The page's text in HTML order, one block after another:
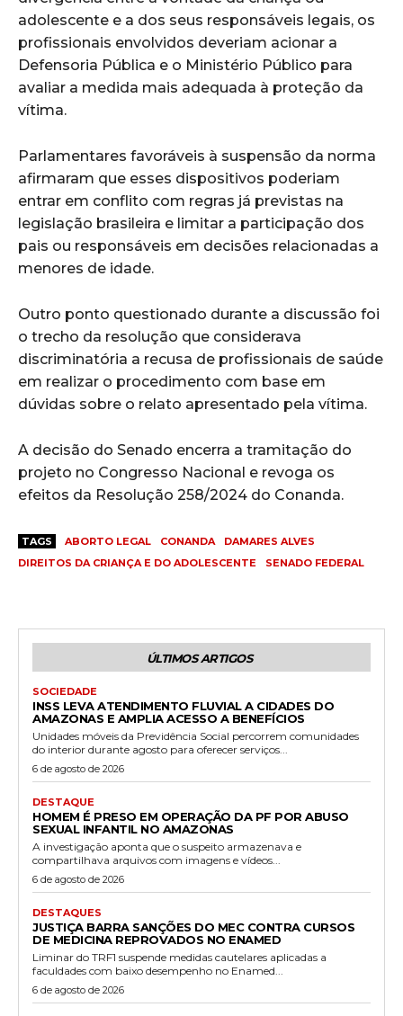
adolescente e a dos seus responsáveis legais, os
profissionais envolvidos deveriam acionar a
Defensoria Pública e o Ministério Público para
avaliar a medida mais adequada à proteção da
vítima.
Parlamentares favoráveis à suspensão da norma
afirmaram que esses dispositivos poderiam
entrar em conflito com regras já previstas na
legislação brasileira e limitar a participação dos
pais ou responsáveis em decisões relacionadas a
menores de idade.
Outro ponto questionado durante a discussão foi
o trecho da resolução que considerava
discriminatória a recusa de profissionais de saúde
em realizar o procedimento com base em
dúvidas sobre o relato apresentado pela vítima.
A decisão do Senado encerra a tramitação do
projeto no Congresso Nacional e revoga os
efeitos da Resolução 258/2024 do Conanda.
TAGS ABORTO LEGAL CONANDA
DAMARES ALVES
DIREITOS DA CRIANÇA E DO ADOLESCENTE
SENADO FEDERAL
ÚLTIMOS ARTIGOS
SOCIEDADE
INSS LEVA ATENDIMENTO FLUVIAL A CIDADES DO
AMAZONAS E AMPLIA ACESSO A BENEFÍCIOS
Unidades móveis da Previdência Social percorrem comunidades
do interior durante agosto para oferecer serviços...
6 de agosto de 2026
DESTAQUE
HOMEM É PRESO EM OPERAÇÃO DA PF POR ABUSO
SEXUAL INFANTIL NO AMAZONAS
A investigação aponta que o suspeito armazenava e
compartilhava arquivos com imagens e vídeos...
6 de agosto de 2026
DESTAQUES
JUSTIÇA BARRA SANÇÕES DO MEC CONTRA CURSOS
DE MEDICINA REPROVADOS NO ENAMED
Liminar do TRF1 suspende medidas cautelares aplicadas a
faculdades com baixo desempenho no Enamed...
6 de agosto de 2026